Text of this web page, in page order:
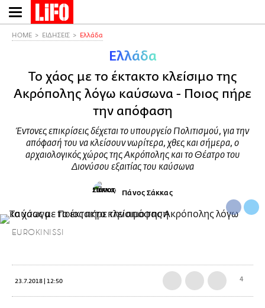
Παράκαμψη
προς
HOME ΕΙΔΗΣΕΙΣ Ελλάδα
Ελλάδα
Το χάος με το έκτακτο κλείσιμο της
Ακρόπολης λόγω καύσωνα - Ποιος πήρε
την απόφαση
Έντονες επικρίσεις δέχεται το υπουργείο Πολιτισμού, για την
απόφασή του να κλείσουν νωρίτερα, χθες και σήμερα, ο
αρχαιολογικός χώρος της Ακρόπολης και το Θέατρο του
Διονύσου εξαιτίας του καύσωνα
Πάνος Σάκκας
EUROKINISSI
23.7.2018 | 12:50 4